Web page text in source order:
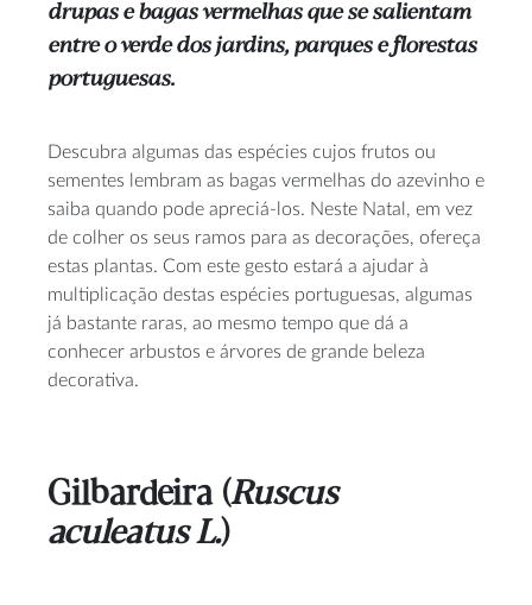
drupas e bagas vermelhas que se salientam
entre o verde dos jardins, parques e florestas
portuguesas.
Descubra algumas das espécies cujos frutos ou
sementes lembram as bagas vermelhas do azevinho e
saiba quando pode apreciá-los. Neste Natal, em vez
de colher os seus ramos para as decorações, ofereça
estas plantas. Com este gesto estará a ajudar à
multiplicação destas espécies portuguesas, algumas
já bastante raras, ao mesmo tempo que dá a
conhecer arbustos e árvores de grande beleza
decorativa.
Gilbardeira (Ruscus
aculeatus L.)